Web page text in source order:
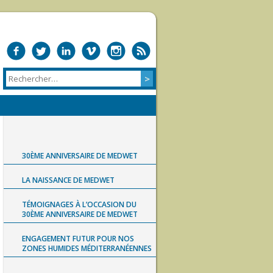
30ÈME ANNIVERSAIRE DE MEDWET
LA NAISSANCE DE MEDWET
TÉMOIGNAGES À L’OCCASION DU
30ÈME ANNIVERSAIRE DE MEDWET
ENGAGEMENT FUTUR POUR NOS
ZONES HUMIDES MÉDITERRANÉENNES